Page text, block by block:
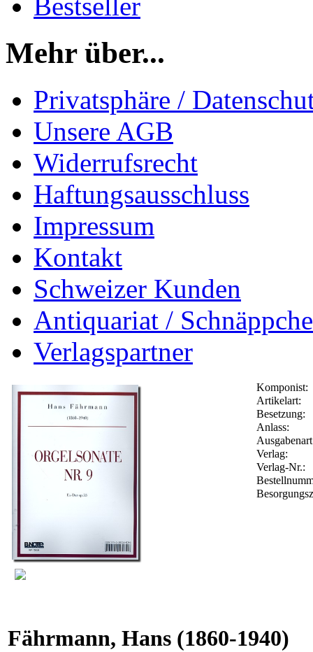
Mehr über...
Privatsphäre /
Unsere AGB
Widerrufsrecht
Haftungsausschluss
Impressum
Kontakt
Schweizer Kunden
Antiquariat /
Verlagspartner
Komponist:
Artikelart:
Besetzung:
Anlass:
Verlag:
Verlag-Nr.:
Fährmann, Hans (1860-1940)